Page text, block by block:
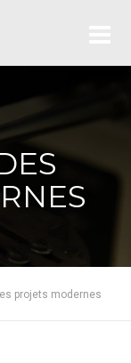
projets modernes